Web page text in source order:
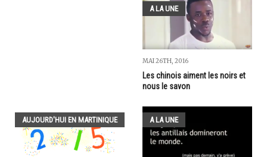
A LA UNE
MAI 26TH, 2016
Les chinois aiment les noirs et
nous le savon
AUJOURD'HUI EN MARTINIQUE A LA UNE